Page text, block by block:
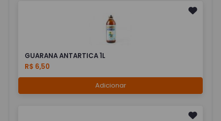
GUARANA ANTARTICA 1L
R$ 6,50
Adicionar